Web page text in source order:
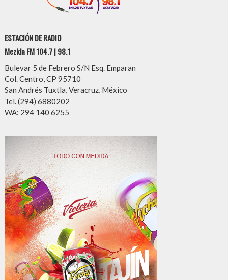
ESTACIÓN DE RADIO
Mezkla FM 104.7 | 98.1
Bulevar 5 de Febrero S/N Esq. Emparan
Col. Centro, CP 95710
San Andrés Tuxtla, Veracruz, México
Tel. (294) 6880202
WA: 294 140 6255